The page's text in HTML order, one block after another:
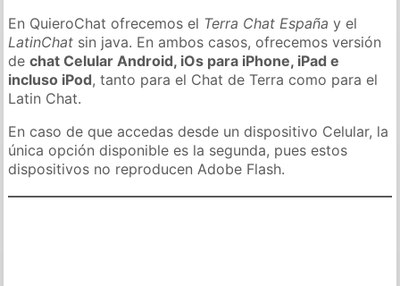
En QuieroChat ofrecemos el Terra Chat España y el
LatinChat sin java. En ambos casos, ofrecemos versión
dechat Celular Android, iOs para iPhone, iPad e
incluso iPod, tanto para el Chat de Terra como para el
Latin Chat.
En caso de que accedas desde un dispositivo Celular, la
única opción disponible es la segunda, pues estos
dispositivos no reproducen Adobe Flash.